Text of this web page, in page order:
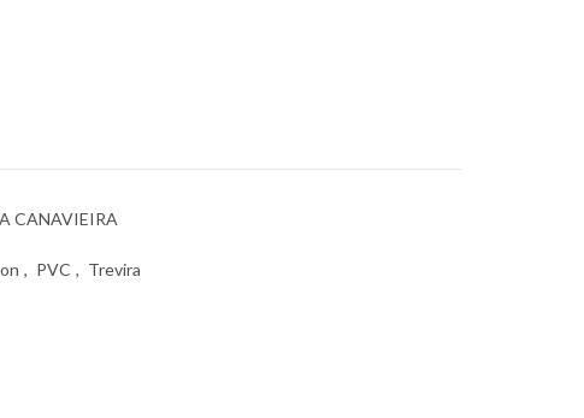
CANAVIEIRA
, PVC , Trevira